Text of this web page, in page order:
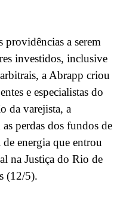
providências a serem
investidos, inclusive
a Abrapp criou
e especialistas do
da varejista, a
perdas dos fundos de
energia que entrou
na Justiça do Rio de
(12/5).